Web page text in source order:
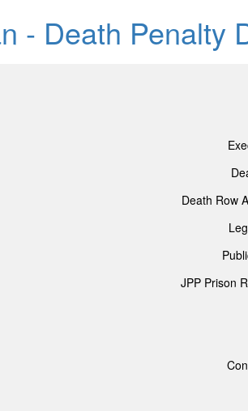
- Death Penalty
Death Row
JPP Prison